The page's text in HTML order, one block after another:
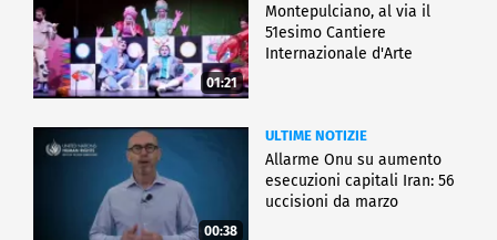
01:21
Montepulciano, al via il
51esimo Cantiere
Internazionale d'Arte
00:38
ULTIME NOTIZIE
Allarme Onu su aumento
esecuzioni capitali Iran: 56
uccisioni da marzo